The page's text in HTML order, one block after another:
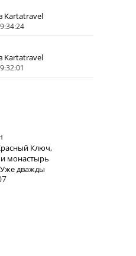
Kartatravel
Kartatravel
Ключ,
монастырь
дважды
отдыха
все прошло
было с
поэтому к
особенно